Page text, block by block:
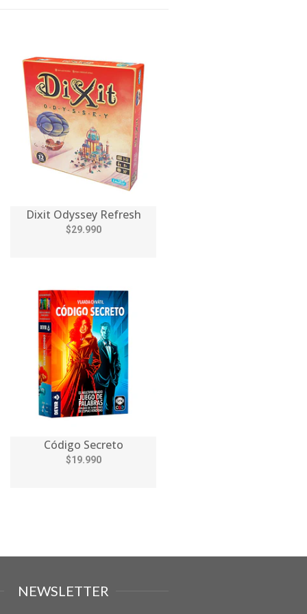
Dixit Odyssey Refresh
$29.990
Código Secreto
$19.990
NEWSLETTER